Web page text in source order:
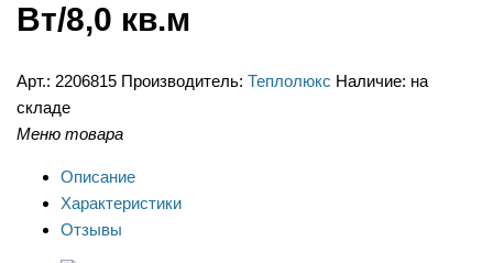
Вт/8,0 кв.м
Арт.: 2206815 Производитель: Теплолюкс Наличие: на
складе
Меню товара
Описание
Характеристики
Отзывы